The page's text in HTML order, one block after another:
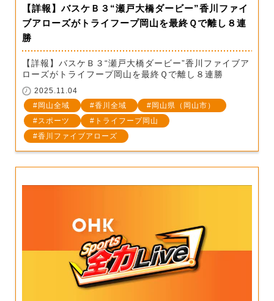
【詳報】バスケＢ３“瀬戸大橋ダービー”香川ファイ
ブアローズがトライフープ岡山を最終Ｑで離し８連
勝
【詳報】バスケＢ３“瀬戸大橋ダービー”香川ファイブア
ローズがトライフープ岡山を最終Ｑで離し８連勝
2025.11.04
岡山全域
香川全域
岡山県（岡山市）
スポーツ
トライフープ岡山
香川ファイブアローズ